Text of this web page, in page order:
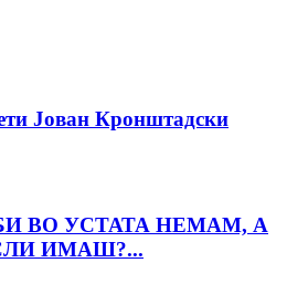
Јован Кронштадски
ВО УСТАТА НЕМАМ, А
ИМАШ?...